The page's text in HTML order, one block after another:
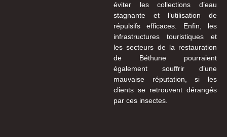
éviter les collections d’eau
stagnante et l’utilisation de
répulsifs efficaces. Enfin, les
infrastructures touristiques et
les secteurs de la restauration
de Béthune pourraient
également souffrir d’une
mauvaise réputation, si les
clients se retrouvent dérangés
par ces insectes.